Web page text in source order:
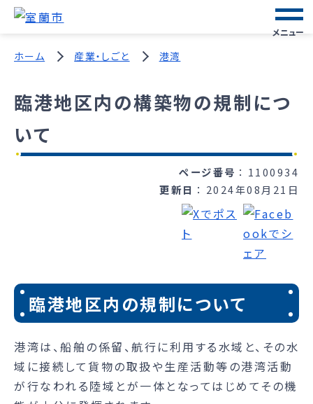
メニュー
ホーム 産業・しごと 港湾
臨港地区内の構築物の規制につ
いて
ページ番号
1100934
更新日
2024年08月21日
臨港地区内の規制について
港湾は、船舶の係留、航行に利用する水域と、その水
域に接続して貨物の取扱や生産活動等の港湾活動
が行なわれる陸域とが一体となってはじめてその機